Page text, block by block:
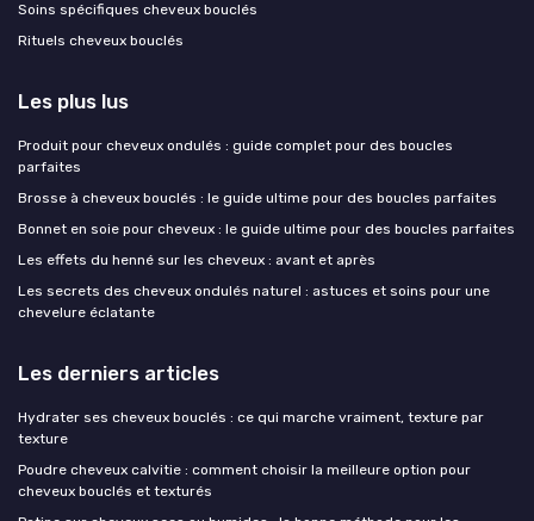
Soins spécifiques cheveux bouclés
Rituels cheveux bouclés
Les plus lus
Produit pour cheveux ondulés : guide complet pour des boucles
parfaites
Brosse à cheveux bouclés : le guide ultime pour des boucles parfaites
Bonnet en soie pour cheveux : le guide ultime pour des boucles parfaites
Les effets du henné sur les cheveux : avant et après
Les secrets des cheveux ondulés naturel : astuces et soins pour une
chevelure éclatante
Les derniers articles
Hydrater ses cheveux bouclés : ce qui marche vraiment, texture par
texture
Poudre cheveux calvitie : comment choisir la meilleure option pour
cheveux bouclés et texturés